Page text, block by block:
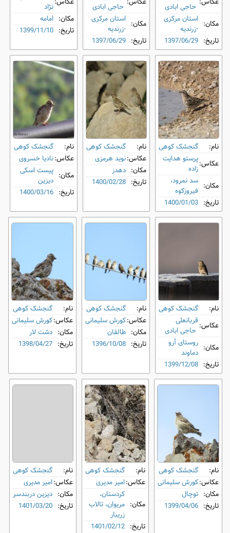
حاجی ابادی
مکان: استان مرکزی
-زرندیه
تاریخ: 1397/06/29
حاجی ابادی
مکان: استان مرکزی
-زرندیه
تاریخ: 1397/06/29
نژاد
مکان: امامه
تاریخ: 1399/11/10
نام:
گنجشک کوهی
عکاس:پرستو هدایت
زاده
مکان: سد نمرود،
فیروزکوه
تاریخ: 1400/01/03
نام:
گنجشک کوهی
عکاس:نوید هرمزی
مکان: دهدز
تاریخ: 1400/02/28
نام:
گنجشک کوهی
عکاس:نادیا خسروی
مکان: پیست اسکی
دیزین
تاریخ: 1400/03/16
نام:
گنجشک کوهی
عکاس:قربانعلی
حاجی ابادی
مکان: روستای آرو
دماوند
تاریخ: 1399/12/08
نام:
گنجشک کوهی
عکاس:کورش سلیمانی
مکان: طالقان
تاریخ: 1396/10/08
نام:
گنجشک کوهی
عکاس:کورش سلیمانی
مکان: دشت لار
تاریخ: 1398/04/27
نام:
گنجشک کوهی
عکاس:کورش سلیمانی
مکان: توچال
تاریخ: 1399/04/06
نام:
گنجشک کوهی
عکاس:امیر مدیری
مکان:
کردستان،
مریوان، تالاب
زریبار
تاریخ: 1401/02/12
نام:
گنجشک کوهی
عکاس:امیر مدیری
مکان: دیزین دربندسر
تاریخ: 1401/03/20